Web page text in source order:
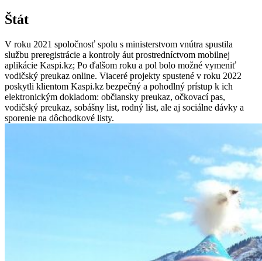
Štát
V roku 2021 spoločnosť spolu s ministerstvom vnútra spustila
službu preregistrácie a kontroly áut prostredníctvom mobilnej
aplikácie Kaspi.kz; Po ďalšom roku a pol bolo možné vymeniť
vodičský preukaz online. Viaceré projekty spustené v roku 2022
poskytli klientom Kaspi.kz bezpečný a pohodlný prístup k ich
elektronickým dokladom: občiansky preukaz, očkovací pas,
vodičský preukaz, sobášny list, rodný list, ale aj sociálne dávky a
sporenie na dôchodkové listy.